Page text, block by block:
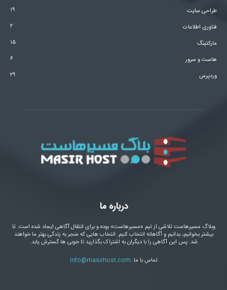
طراحی سایت
۱۹
فناوری اطلاعات
۲
مارکتینگ
۱۵
هاست و سرور
۶
وردپرس
۲۹
درباره ما
وبلاگ مسیرهاست تلاشی از تیم «مسیرهاست» بوده و برای انتقال آگاهی ایجاد شده است. تا
بیشتر بخوانیم، بدانیم و آگاهانه انتخاب کنیم. انتخاب هایی که منجر به زندگی بهتر ما خواهند
شد. پس این آگاهی را با دیگران به اشتراک بگذارید تا خوبی ها گسترش یابد.
تماس با ما: info@masirhost.com